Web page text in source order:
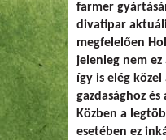
farmer
divatipar
megfelelően
jelenleg nem ez
így is elég
gazdasághoz
Közben a
esetében ez